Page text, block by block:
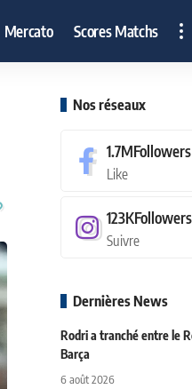
Mercato Scores Matchs
Nos réseaux
1.7MFollowers
Like
123KFollowers
Suivre
Dernières News
Rodri a tranché entre le
Barça
6 août 2026